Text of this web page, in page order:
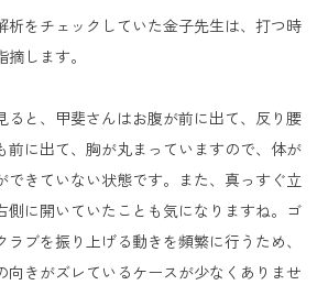
析をチェックしていた金子先生は、打つ時
します。
ると、甲斐さんはお腹が前に出て、反り腰
前に出て、胸が丸まっていますので、体が
できていない状態です。また、真っすぐ立
側に開いていたことも気になりますね。ゴ
ブを振り上げる動きを頻繁に行うため、
向きがズレているケースが少なくありませ